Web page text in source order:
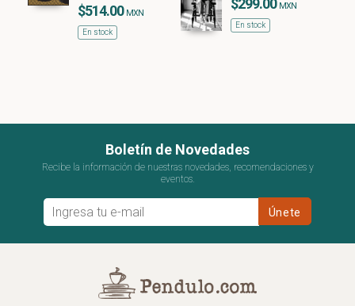
$514.00 MXN
En stock
MXN
En stock
Boletín de Novedades
Recibe la información de nuestras novedades, recomendaciones y
eventos.